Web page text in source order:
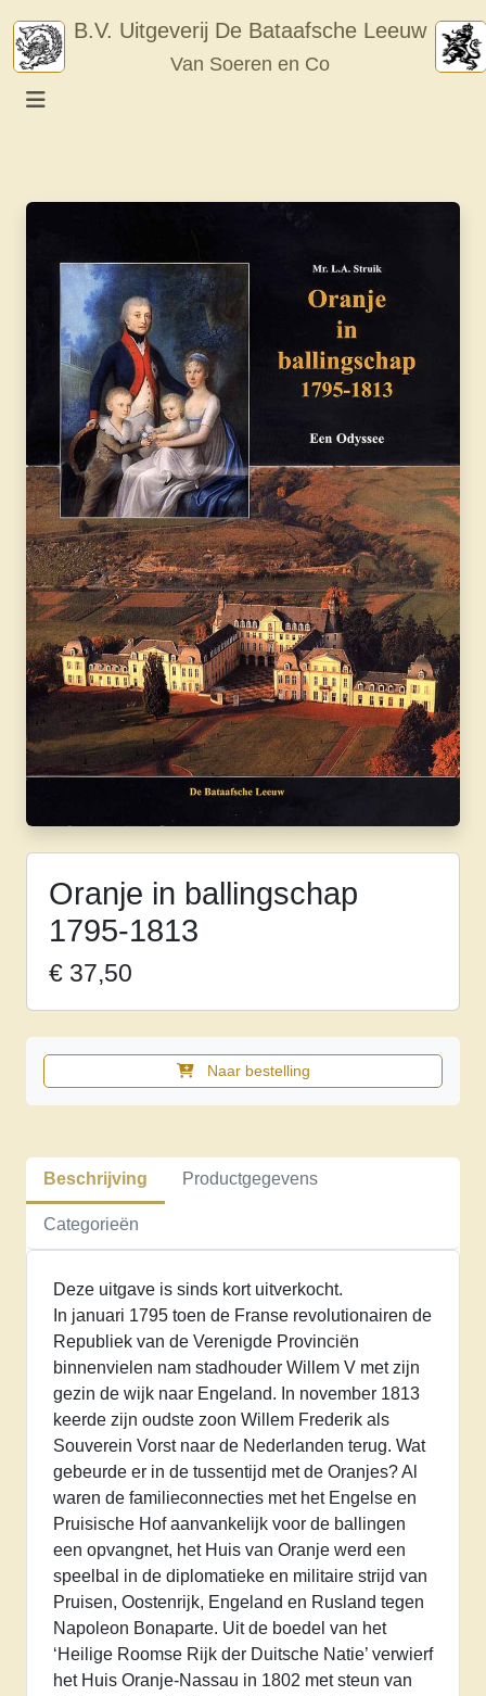
content
B.V. Uitgeverij De Bataafsche Leeuw
Van Soeren en Co
Oranje in ballingschap
1795-1813
€ 37,50
Oranje
in
1795-
1813
aantal
Naar bestelling
Beschrijving Productgegevens
Categorieën
Deze uitgave is sinds kort uitverkocht.
In januari 1795 toen de Franse revolutionairen de
Republiek van de Verenigde Provinciën
binnenvielen nam stadhouder Willem V met zijn
gezin de wijk naar Engeland. In november 1813
keerde zijn oudste zoon Willem Frederik als
Souverein Vorst naar de Nederlanden terug. Wat
gebeurde er in de tussentijd met de Oranjes? Al
waren de familieconnecties met het Engelse en
Pruisische Hof aanvankelijk voor de ballingen
een opvangnet, het Huis van Oranje werd een
speelbal in de diplomatieke en militaire strijd van
Pruisen, Oostenrijk, Engeland en Rusland tegen
Napoleon Bonaparte. Uit de boedel van het
‘Heilige Roomse Rijk der Duitsche Natie’ verwierf
het Huis Oranje-Nassau in 1802 met steun van